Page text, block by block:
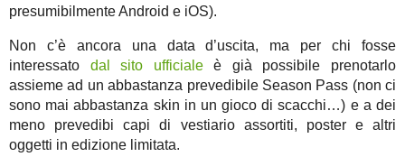
presumibilmente Android e iOS).
Non c’è ancora una data d’uscita, ma per chi fosse
interessato dal sito ufficialeè già possibile prenotarlo
assieme ad un abbastanza prevedibile Season Pass (non ci
sono mai abbastanza skin in un gioco di scacchi…) e a dei
meno prevedibi capi di vestiario assortiti, poster e altri
oggetti in edizione limitata.